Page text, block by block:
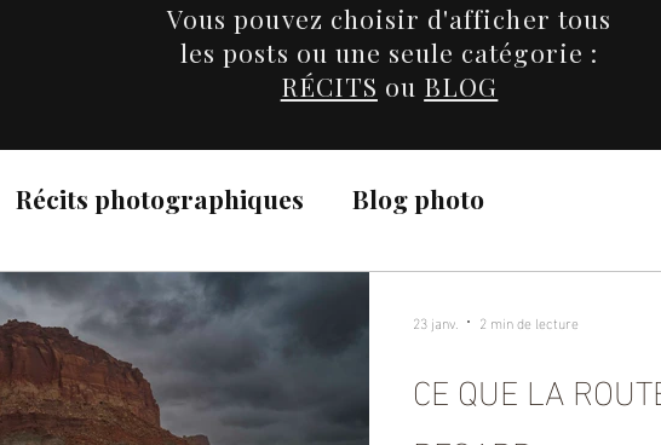
Vous pouvez choisir d'afficher tous
les posts ou une seule catégorie :
RÉCITS ou BLOG
Récits photographiques Blog photo
CE QUE LA
23 janv. 2 min de lecture